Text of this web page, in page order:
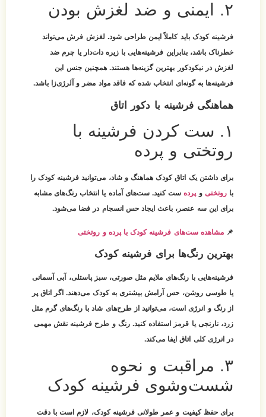
۲. ایمنی و ضد لغزش بودن
فرشینه کودک باید کاملاً ایمن طراحی شود. لغزش فرش می‌تواند
خطرناک باشد، بنابراین فرشینه‌هایی با زیره دات‌دار یا چرم ضد
لغزش در نیکودکور بهترین گزینه‌ها هستند. همچنین جنس این
فرشینه‌ها به گونه‌ای انتخاب شده که فاقد مواد مضر و آلرژی‌زا باشد.
هماهنگی فرشینه با دکور اتاق
۱. ست کردن فرشینه با
روتختی و پرده
برای داشتن یک اتاق کودک هماهنگ و شاد، می‌توانید فرشینه کودک را
باروتختی و پردهست کنید. ست‌های آماده یا انتخاب رنگ‌های مشابه
برای این سه عنصر، باعث ایجاد حس انسجام در فضا می‌شود.
📌مشاهده ست‌های فرشینه کودک با پرده و روتختی
بهترین رنگ‌ها برای فرشینه کودک
فرشینه‌هایی با رنگ‌های ملایم مثل صورتی، سبز پاستلی، آبی آسمانی
یا طوسی روشن، حس آرامش بیشتری به کودک می‌دهند. اگر اتاق پر
از رنگ و انرژی است، می‌توانید از طرح‌های شاد با رنگ‌های گرم مثل
زرد، نارنجی یا قرمز استفاده کنید. رنگ و طرح فرشینه نقش مهمی
در انرژی کلی اتاق ایفا می‌کند.
۳. مراقبت و نحوه
شست‌وشوی فرشینه کودک
برای حفظ کیفیت و عمر طولانی فرشینه کودک، لازم است با دقت